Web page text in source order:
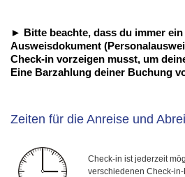
► Bitte beachte, dass du immer
Ausweisdokument
Check-in vorzeigen musst, um
Eine Barzahlung deiner Buchung
Zeiten für die Anreise und
Check-in ist jederzeit
verschiedenen Check-